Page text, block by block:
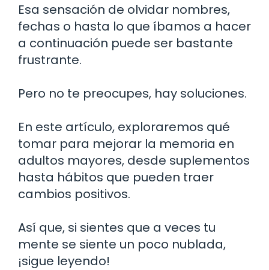
Esa sensación de olvidar nombres,
fechas o hasta lo que íbamos a hacer
a continuación puede ser bastante
frustrante.
Pero no te preocupes, hay soluciones.
En este artículo, exploraremos qué
tomar para mejorar la memoria en
adultos mayores, desde suplementos
hasta hábitos que pueden traer
cambios positivos.
Así que, si sientes que a veces tu
mente se siente un poco nublada,
¡sigue leyendo!